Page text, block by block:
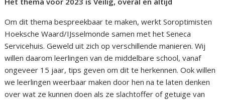
Om dit thema bespreekbaar te maken, werkt Soroptimisten
Hoeksche Waard/IJsselmonde samen met het Seneca
Servicehuis. Geweld uit zich op verschillende manieren. Wij
willen daarom leerlingen van de middelbare school, vanaf
ongeveer 15 jaar, tips geven om dit te herkennen. Ook willen
we leerlingen weerbaar maken door hen na te laten denken
over wat ze kunnen doen als ze slachtoffer of getuige van